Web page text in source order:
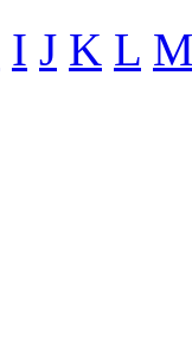
I J K L